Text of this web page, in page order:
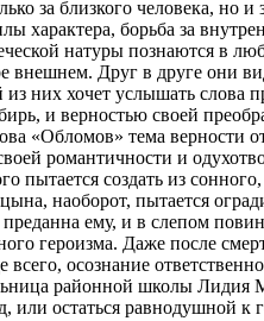
за близкого человека,
характера, борьба за
натуры познаются в
внешнем. Друг в друге они
них хочет услышать слова
и верностью своей
«Обломов» тема верности
романтичности и
пытается создать из
наоборот, пытается
ему, и в слепом
героизма. Даже после
всего, осознание
районной школы Лидия
или остаться равнодушной к